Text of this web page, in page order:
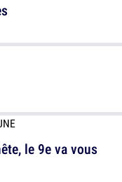
le 9e va vous